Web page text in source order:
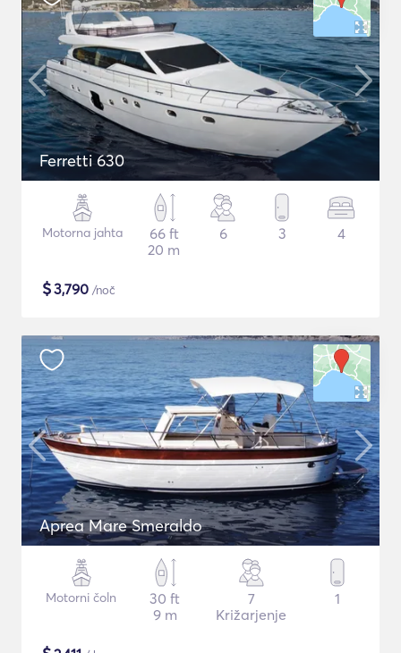
Ferretti 630
Motorna jahta
66 ft
20 m
6 3 4
$3,790 /noč
Aprea Mare Smeraldo
Motorni čoln
30 ft
9 m
7
Križarjenje
1